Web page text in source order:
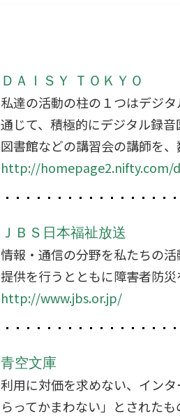
ＤＡＩＳＹ ＴＯＫＹＯ
私達の活動の柱の１つはデジ
通じて、積極的にデジタル録
図書館などの講習会の講師を、
http://homepage2.nifty.com/
ＪＢＳ日本福祉放送
情報・通信の分野を私たちの
提供を行うとともに障害者防災
http://www.jbs.or.jp/
青空文庫
利用に対価を求めない、イン
らってかまわない」とされた